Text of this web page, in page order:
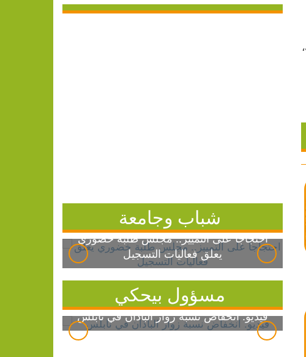
شباب وجامعة
احتجاجاً على التمييز.. مجلس طلبة خضوري
يعلق فعاليات التسجيل
مسؤول بيحكي
فيديو: انخفاض نسبة زوار الباذان في نابلس